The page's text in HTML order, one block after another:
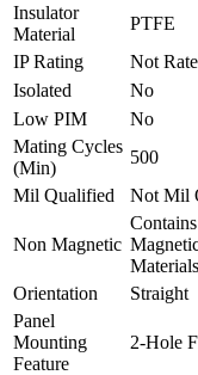
Insulator
Material
PTFE
IP Rating
Not
Isolated
No
Low PIM
No
Mating Cycles
(Min)
500
Mil Qualified
Not Mil
Non Magnetic
Contains
Materials
Orientation
Straight
Panel
Mounting
Feature
2-Hole